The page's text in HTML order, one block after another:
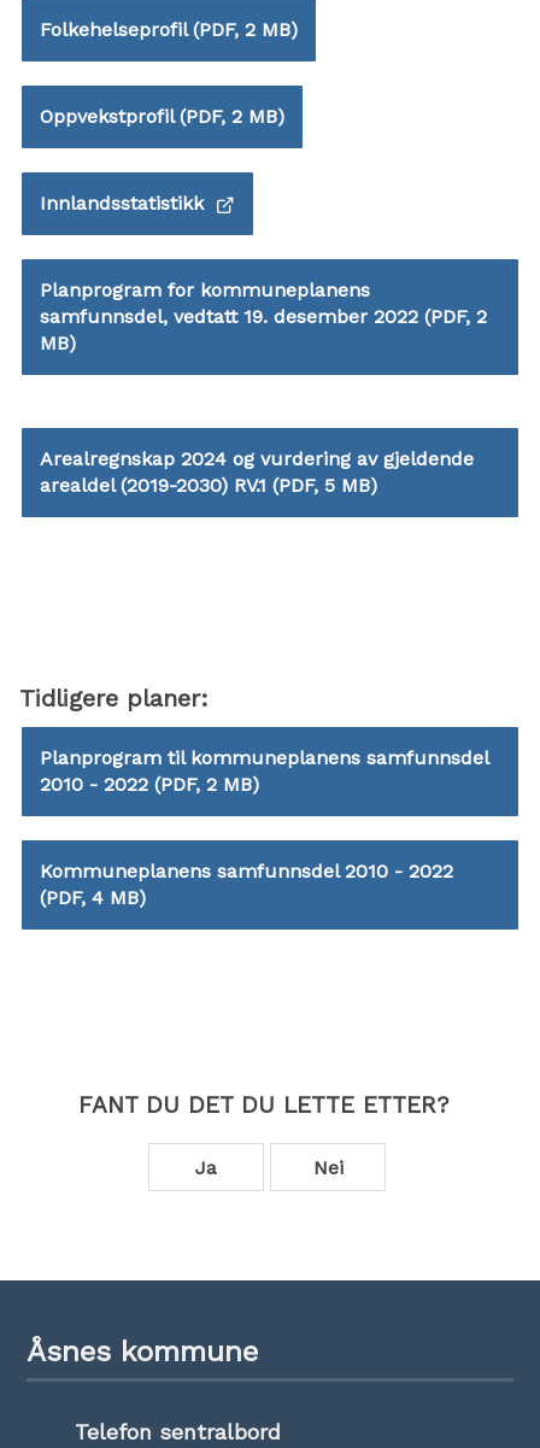
Folkehelseprofil(PDF, 2 MB)
Oppvekstprofil(PDF, 2 MB)
Innlandsstatistikk
Planprogram for kommuneplanens
samfunnsdel, vedtatt 19. desember 2022 (PDF, 2
MB)
Arealregnskap 2024 og vurdering av gjeldende
arealdel (2019-2030) RV.1 (PDF, 5 MB)
Tidligere planer:
Planprogram til kommuneplanens samfunnsdel
2010 - 2022 (PDF, 2 MB)
Kommuneplanens samfunnsdel 2010 - 2022
(PDF, 4 MB)
FANT DU DET DU LETTE ETTER?
Ja Nei
Åsnes kommune
Telefon sentralbord